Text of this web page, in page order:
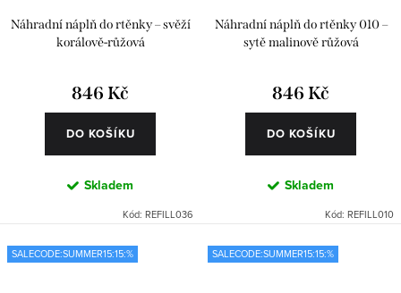
Náhradní náplň do rtěnky – svěží
korálově-růžová
846 Kč
DO KOŠÍKU
Skladem
Kód: REFILL036
Náhradní náplň do rtěnky 010 –
sytě malinově růžová
846 Kč
DO KOŠÍKU
Skladem
Kód: REFILL010
SALECODE:SUMMER15:15:% SALECODE:SUMMER15:15:%